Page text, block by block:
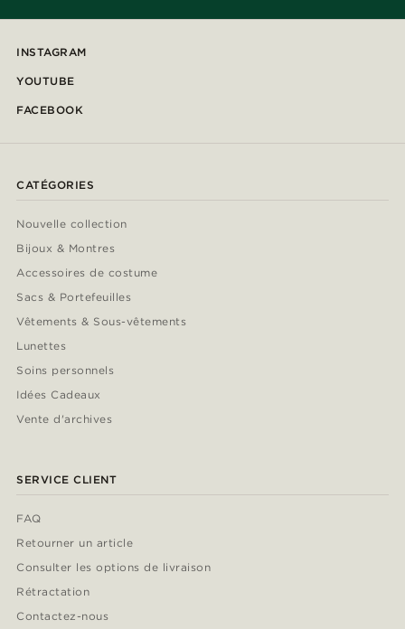
INSTAGRAM
YOUTUBE
FACEBOOK
CATÉGORIES
Nouvelle collection
Bijoux & Montres
Accessoires de costume
Sacs & Portefeuilles
Vêtements & Sous-vêtements
Lunettes
Soins personnels
Idées Cadeaux
Vente d'archives
SERVICE CLIENT
FAQ
Retourner un article
Consulter les options de livraison
Rétractation
Contactez-nous